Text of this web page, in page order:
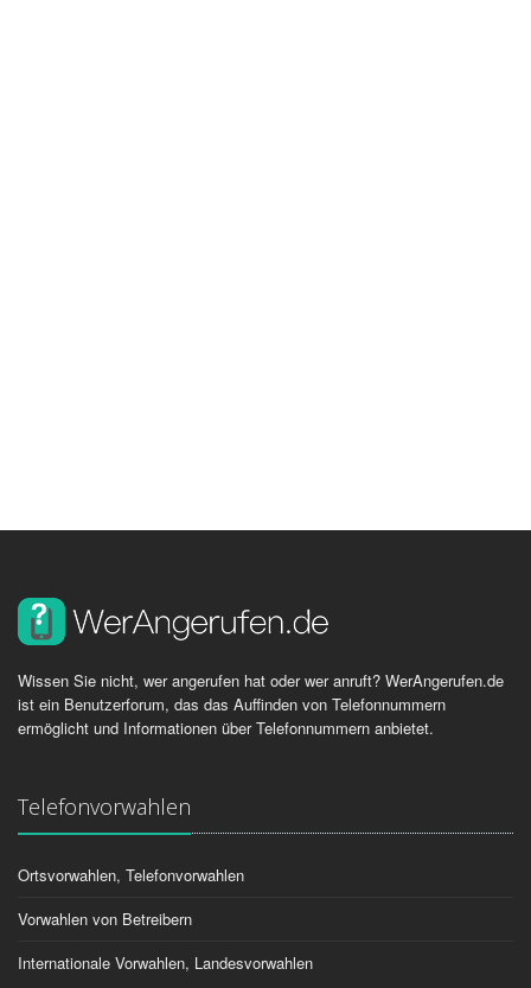
Wissen Sie nicht, wer angerufen hat oder wer anruft? WerAngerufen.de
ist ein Benutzerforum, das das Auffinden von Telefonnummern
ermöglicht und Informationen über Telefonnummern anbietet.
Telefonvorwahlen
Ortsvorwahlen, Telefonvorwahlen
Vorwahlen von Betreibern
Internationale Vorwahlen, Landesvorwahlen